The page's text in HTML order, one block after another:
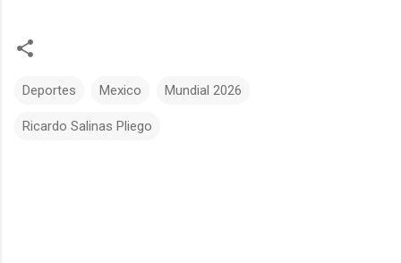
Deportes Mexico Mundial 2026
Ricardo Salinas Pliego